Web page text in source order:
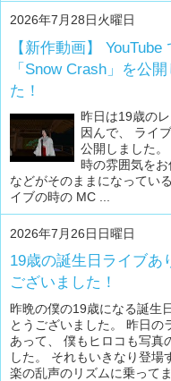
2026年7月28日火曜日
【新作動画】 YouTube
「Snow Crash」を公
た！
昨日は19歳の
因んで、 ライ
公開しました
時の雰囲気を
などがそのままになってい
イブの時の MC ...
2026年7月26日日曜日
19歳の誕生日ライブあ
ございました！
昨晩の僕の19歳になる誕生
とうございました。 昨日の
あって、 僕もヒロコも写真
した。 それもいきなり登
楽の乱声のリズムに乗って